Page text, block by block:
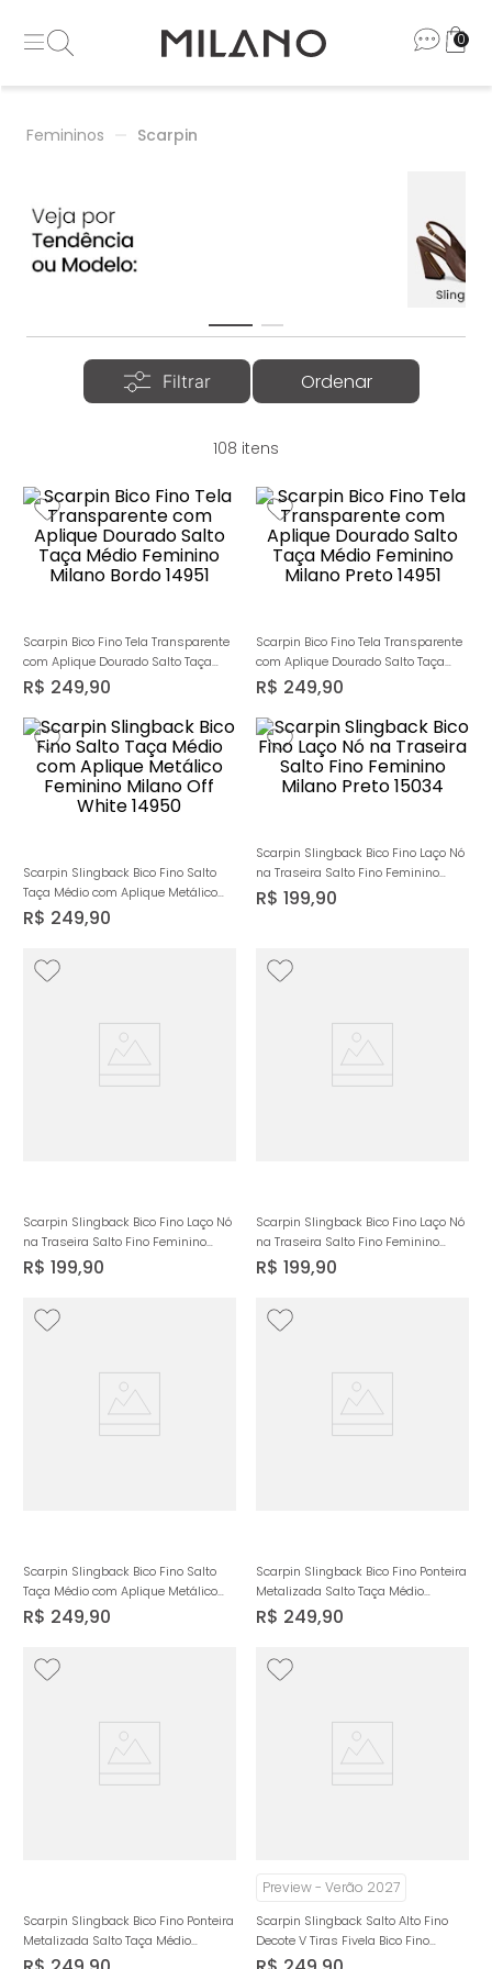
0
Femininos Scarpin
108
Scarpin Bico Fino Tela Transparente
com Aplique Dourado Salto Taça
Médio Feminino Milano Bordo 14951
R$ 249,90
Scarpin Bico Fino Tela Transparente
com Aplique Dourado Salto Taça
Médio Feminino Milano Preto 14951
R$ 249,90
Scarpin Slingback Bico Fino Salto
Taça Médio com Aplique Metálico
Feminino Milano Off White 14950
R$ 249,90
Scarpin Slingback Bico Fino Laço Nó
na Traseira Salto Fino Feminino
Milano Preto 15034
R$ 199,90
Scarpin Slingback Bico Fino Laço Nó
na Traseira Salto Fino Feminino
Milano Vermelho 15034
R$ 199,90
Scarpin Slingback Bico Fino Laço Nó
na Traseira Salto Fino Feminino
Milano Nude 15034
R$ 199,90
Scarpin Slingback Bico Fino Salto
Taça Médio com Aplique Metálico
Feminino Milano Preto 14950
R$ 249,90
Scarpin Slingback Bico Fino Ponteira
Metalizada Salto Taça Médio
Feminino Milano Preto 14949
R$ 249,90
Scarpin Slingback Bico Fino Ponteira
Metalizada Salto Taça Médio
Feminino Milano Caramelo 14949
Preview - Verão 2027
Scarpin Slingback Salto Alto Fino
Decote V Tiras Fivela Bico Fino
Feminino Milano Bege 14936